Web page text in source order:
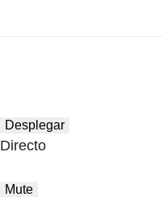
Desplegar
Directo
Mute